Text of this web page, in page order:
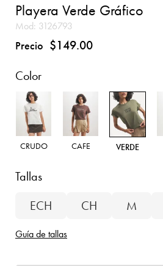
Playera Verde Gráfico
Mod: 3126793
Precio $149.00
Color
CRUDO CAFE VERDE
Tallas
ECH
CH M
Guía de tallas